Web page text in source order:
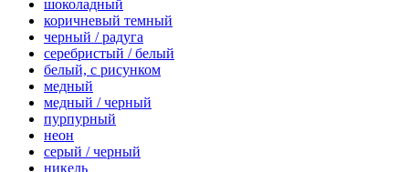
шоколадный
коричневый темный
черный / радуга
серебристый / белый
белый, с рисунком
медный
медный / черный
пурпурный
неон
серый / черный
никель